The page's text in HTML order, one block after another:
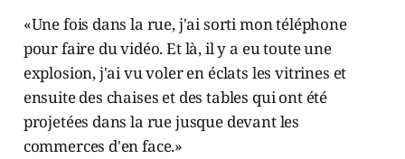
«Une fois dans la rue, j'ai sorti mon téléphone
pour faire du vidéo. Et là, il y a eu toute une
explosion, j'ai vu voler en éclats les vitrines et
ensuite des chaises et des tables qui ont été
projetées dans la rue jusque devant les
commerces d'en face.»